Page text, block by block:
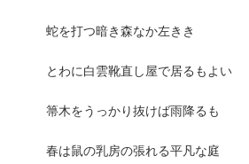
蛇を打つ暗き森なか左きき
とわに白雲靴直し屋で居るもよい
箒木をうっかり抜けば雨降るも
春は鼠の乳房の張れる平凡な庭